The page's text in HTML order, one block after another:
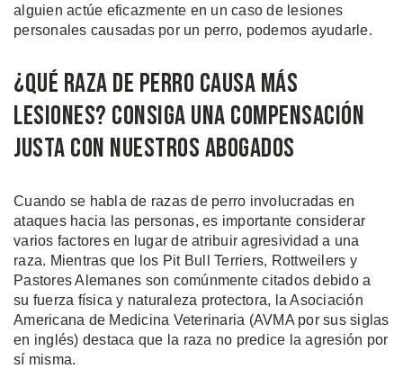
alguien actúe eficazmente en un caso de lesiones
personales causadas por un perro, podemos ayudarle.
¿Qué Raza de Perro Causa Más
Lesiones? Consiga una Compensación
Justa con Nuestros Abogados
Cuando se habla de razas de perro involucradas en
ataques hacia las personas, es importante considerar
varios factores en lugar de atribuir agresividad a una
raza. Mientras que los Pit Bull Terriers, Rottweilers y
Pastores Alemanes son comúnmente citados debido a
su fuerza física y naturaleza protectora, la Asociación
Americana de Medicina Veterinaria (AVMA por sus siglas
en inglés) destaca que la raza no predice la agresión por
sí misma.